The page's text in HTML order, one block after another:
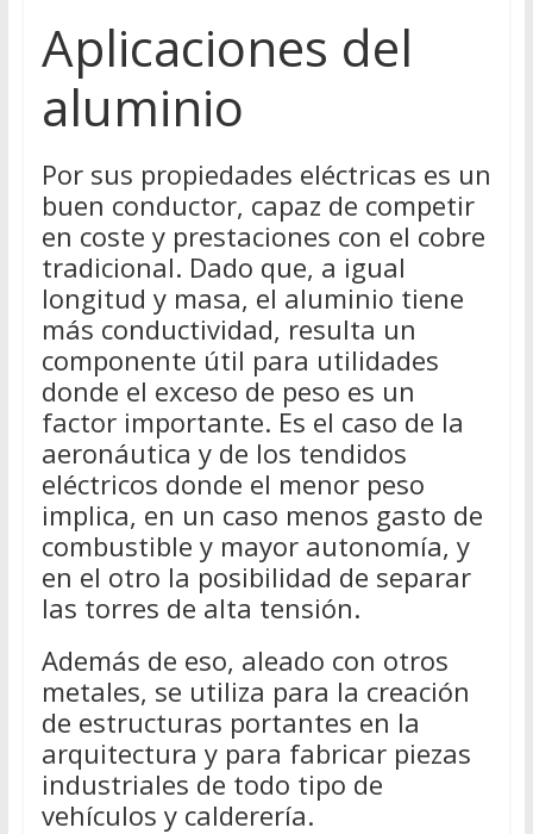
Aplicaciones del
aluminio
Por sus propiedades eléctricas es un
buen conductor, capaz de competir
en coste y prestaciones con el cobre
tradicional. Dado que, a igual
longitud y masa, el aluminio tiene
más conductividad, resulta un
componente útil para utilidades
donde el exceso de peso es un
factor importante. Es el caso de la
aeronáutica y de los tendidos
eléctricos donde el menor peso
implica, en un caso menos gasto de
combustible y mayor autonomía, y
en el otro la posibilidad de separar
las torres de alta tensión.
Además de eso, aleado con otros
metales, se utiliza para la creación
de estructuras portantes en la
arquitectura y para fabricar piezas
industriales de todo tipo de
vehículos y calderería.